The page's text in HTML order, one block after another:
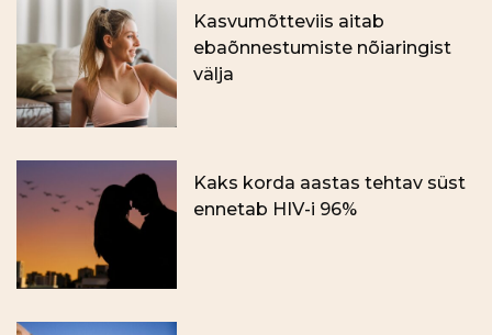
Kasvumõtteviis aitab
ebaõnnestumiste nõiaringist
välja
Kaks korda aastas tehtav süst
ennetab HIV-i 96%